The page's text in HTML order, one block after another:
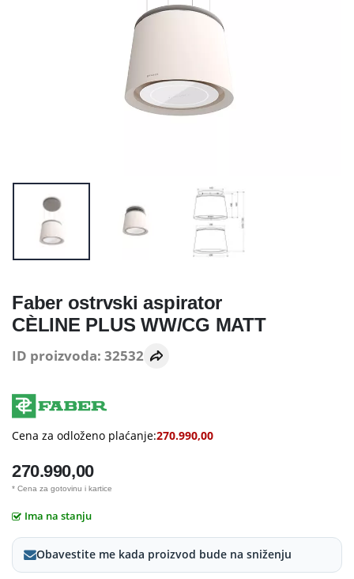
Faber ostrvski aspirator
CÈLINE PLUS WW/CG MATT
ID proizvoda: 32532
Cena za odloženo plaćanje:270.990,00
270.990,00
* Cena za gotovinu i kartice
Ima na stanju
Obavestite me kada proizvod bude na sniženju